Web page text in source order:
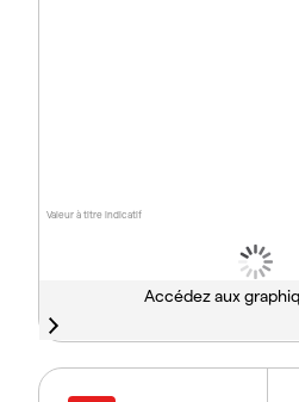
Valeur à titre indicatif
Accédez aux